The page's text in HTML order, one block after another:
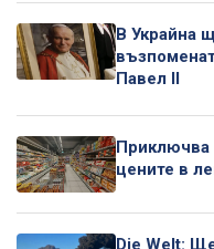
В Украйна
Павел II
Приключва
цените в
Die Welt: